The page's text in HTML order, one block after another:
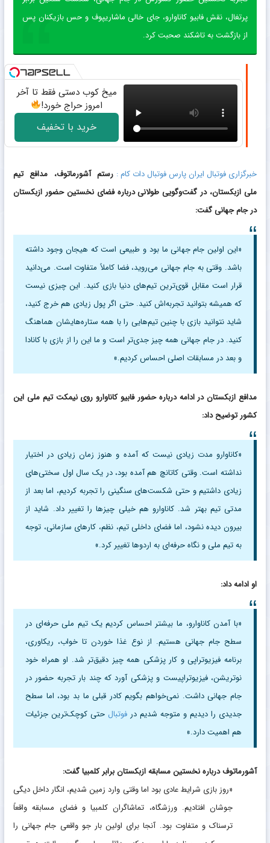
پرتغال، نقش فابیو کاناوارو، جای خالی ماشاریپوف و حس بازیکنان پس
از بازگشت به تاشکند صحبت کرد.
میخ کوب دستی فقط تا آخر
امروز حراج خورد!
خرید با تخفیف
خبرگزاری فوتبال ایران پارس فوتبال دات کام : رستم آشورماتوف، مدافع تیم
ملی ازبکستان، در گفت‌وگویی طولانی درباره فضای نخستین حضور ازبکستان
در جام جهانی گفت:
«این اولین جام جهانی ما بود و طبیعی است که هیجان وجود داشته
باشد. وقتی به جام جهانی می‌روید، فضا کاملاً متفاوت است. می‌دانید
قرار است مقابل قوی‌ترین تیم‌های دنیا بازی کنید. این چیزی نیست
که همیشه بتوانید تجربه‌اش کنید. حتی اگر پول زیادی هم خرج کنید،
شاید نتوانید بازی با چنین تیم‌هایی را با همه ستاره‌هایشان هماهنگ
کنید. در جام جهانی همه چیز جدی‌تر است و ما این را از بازی با کانادا
و بعد در مسابقات اصلی احساس کردیم.»
مدافع ازبکستان در ادامه درباره حضور فابیو کاناوارو روی نیمکت تیم ملی این
کشور توضیح داد:
«کاناوارو مدت زیادی نیست که آمده و هنوز زمان زیادی در اختیار
نداشته است. وقتی کاتانچ هم آمده بود، در یک سال اول سختی‌های
زیادی داشتیم و حتی شکست‌های سنگینی را تجربه کردیم، اما بعد از
مدتی تیم بهتر شد. کاناوارو هم خیلی چیزها را تغییر داد. شاید از
بیرون دیده نشود، اما فضای داخلی تیم، نظم، کارهای سازمانی، توجه
به تیم ملی و نگاه حرفه‌ای به اردوها تغییر کرد.»
او ادامه داد:
«با آمدن کاناوارو، ما بیشتر احساس کردیم یک تیم ملی حرفه‌ای در
سطح جام جهانی هستیم. از نوع غذا خوردن تا خواب، ریکاوری،
برنامه فیزیوتراپی و کار پزشکی همه چیز دقیق‌تر شد. او همراه خود
نوتریشن، فیزیوتراپیست و پزشکی آورد که چند بار تجربه حضور در
جام جهانی داشت. نمی‌خواهم بگویم کادر قبلی ما بد بود، اما سطح
جدیدی را دیدیم و متوجه شدیم در فوتبال حتی کوچک‌ترین جزئیات
هم اهمیت دارد.»
آشورماتوف درباره نخستین مسابقه ازبکستان برابر کلمبیا گفت:
«روز بازی شرایط عادی بود اما وقتی وارد زمین شدیم، انگار داخل دیگی
جوشان افتادیم. ورزشگاه، تماشاگران کلمبیا و فضای مسابقه واقعاً
ترسناک و متفاوت بود. آنجا برای اولین بار جو واقعی جام جهانی را